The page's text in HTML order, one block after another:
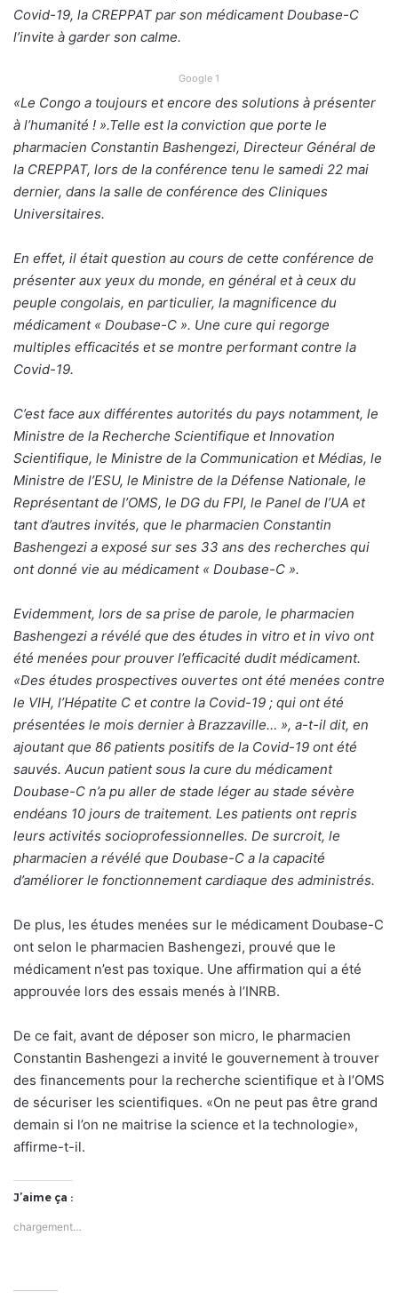
Covid-19, la CREPPAT par son médicament Doubase-C
l’invite à garder son calme.
Google 1
«Le Congo a toujours et encore des solutions à présenter
à l’humanité ! ».Telle est la conviction que porte le
pharmacien Constantin Bashengezi, Directeur Général de
la CREPPAT, lors de la conférence tenu le samedi 22 mai
dernier, dans la salle de conférence des Cliniques
Universitaires.
En effet, il était question au cours de cette conférence de
présenter aux yeux du monde, en général et à ceux du
peuple congolais, en particulier, la magnificence du
médicament « Doubase-C ». Une cure qui regorge
multiples efficacités et se montre performant contre la
Covid-19.
C’est face aux différentes autorités du pays notamment, le
Ministre de la Recherche Scientifique et Innovation
Scientifique, le Ministre de la Communication et Médias, le
Ministre de l’ESU, le Ministre de la Défense Nationale, le
Représentant de l’OMS, le DG du FPI, le Panel de l’UA et
tant d’autres invités, que le pharmacien Constantin
Bashengezi a exposé sur ses 33 ans des recherches qui
ont donné vie au médicament « Doubase-C ».
Evidemment, lors de sa prise de parole, le pharmacien
Bashengezi a révélé que des études in vitro et in vivo ont
été menées pour prouver l’efficacité dudit médicament.
«Des études prospectives ouvertes ont été menées contre
le VIH, l’Hépatite C et contre la Covid-19 ; qui ont été
présentées le mois dernier à Brazzaville… », a-t-il dit, en
ajoutant que 86 patients positifs de la Covid-19 ont été
sauvés. Aucun patient sous la cure du médicament
Doubase-C n’a pu aller de stade léger au stade sévère
endéans 10 jours de traitement. Les patients ont repris
leurs activités socioprofessionnelles. De surcroit, le
pharmacien a révélé que Doubase-C a la capacité
d’améliorer le fonctionnement cardiaque des administrés.
De plus, les études menées sur le médicament Doubase-C
ont selon le pharmacien Bashengezi, prouvé que le
médicament n’est pas toxique. Une affirmation qui a été
approuvée lors des essais menés à l’INRB.
De ce fait, avant de déposer son micro, le pharmacien
Constantin Bashengezi a invité le gouvernement à trouver
des financements pour la recherche scientifique et à l’OMS
de sécuriser les scientifiques. «On ne peut pas être grand
demain si l’on ne maitrise la science et la technologie»,
affirme-t-il.
J’aime ça :
chargement…